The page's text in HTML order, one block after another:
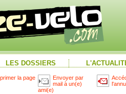
LES DOSSIERS
la page
Envoyer par
mail à un(e)
ami(e)